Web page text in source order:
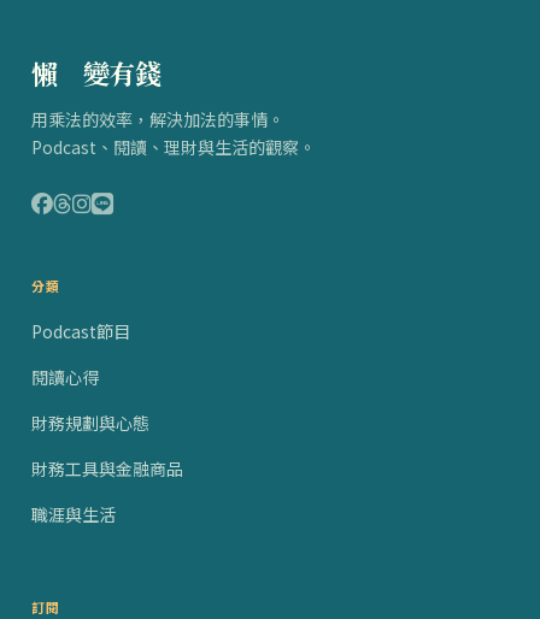
懶得 變有錢
用乘法的效率，解決加法的事情。
Podcast、閱讀、理財與生活的觀察。
分類
Podcast節目
閱讀心得
財務規劃與心態
財務工具與金融商品
職涯與生活
訂閱